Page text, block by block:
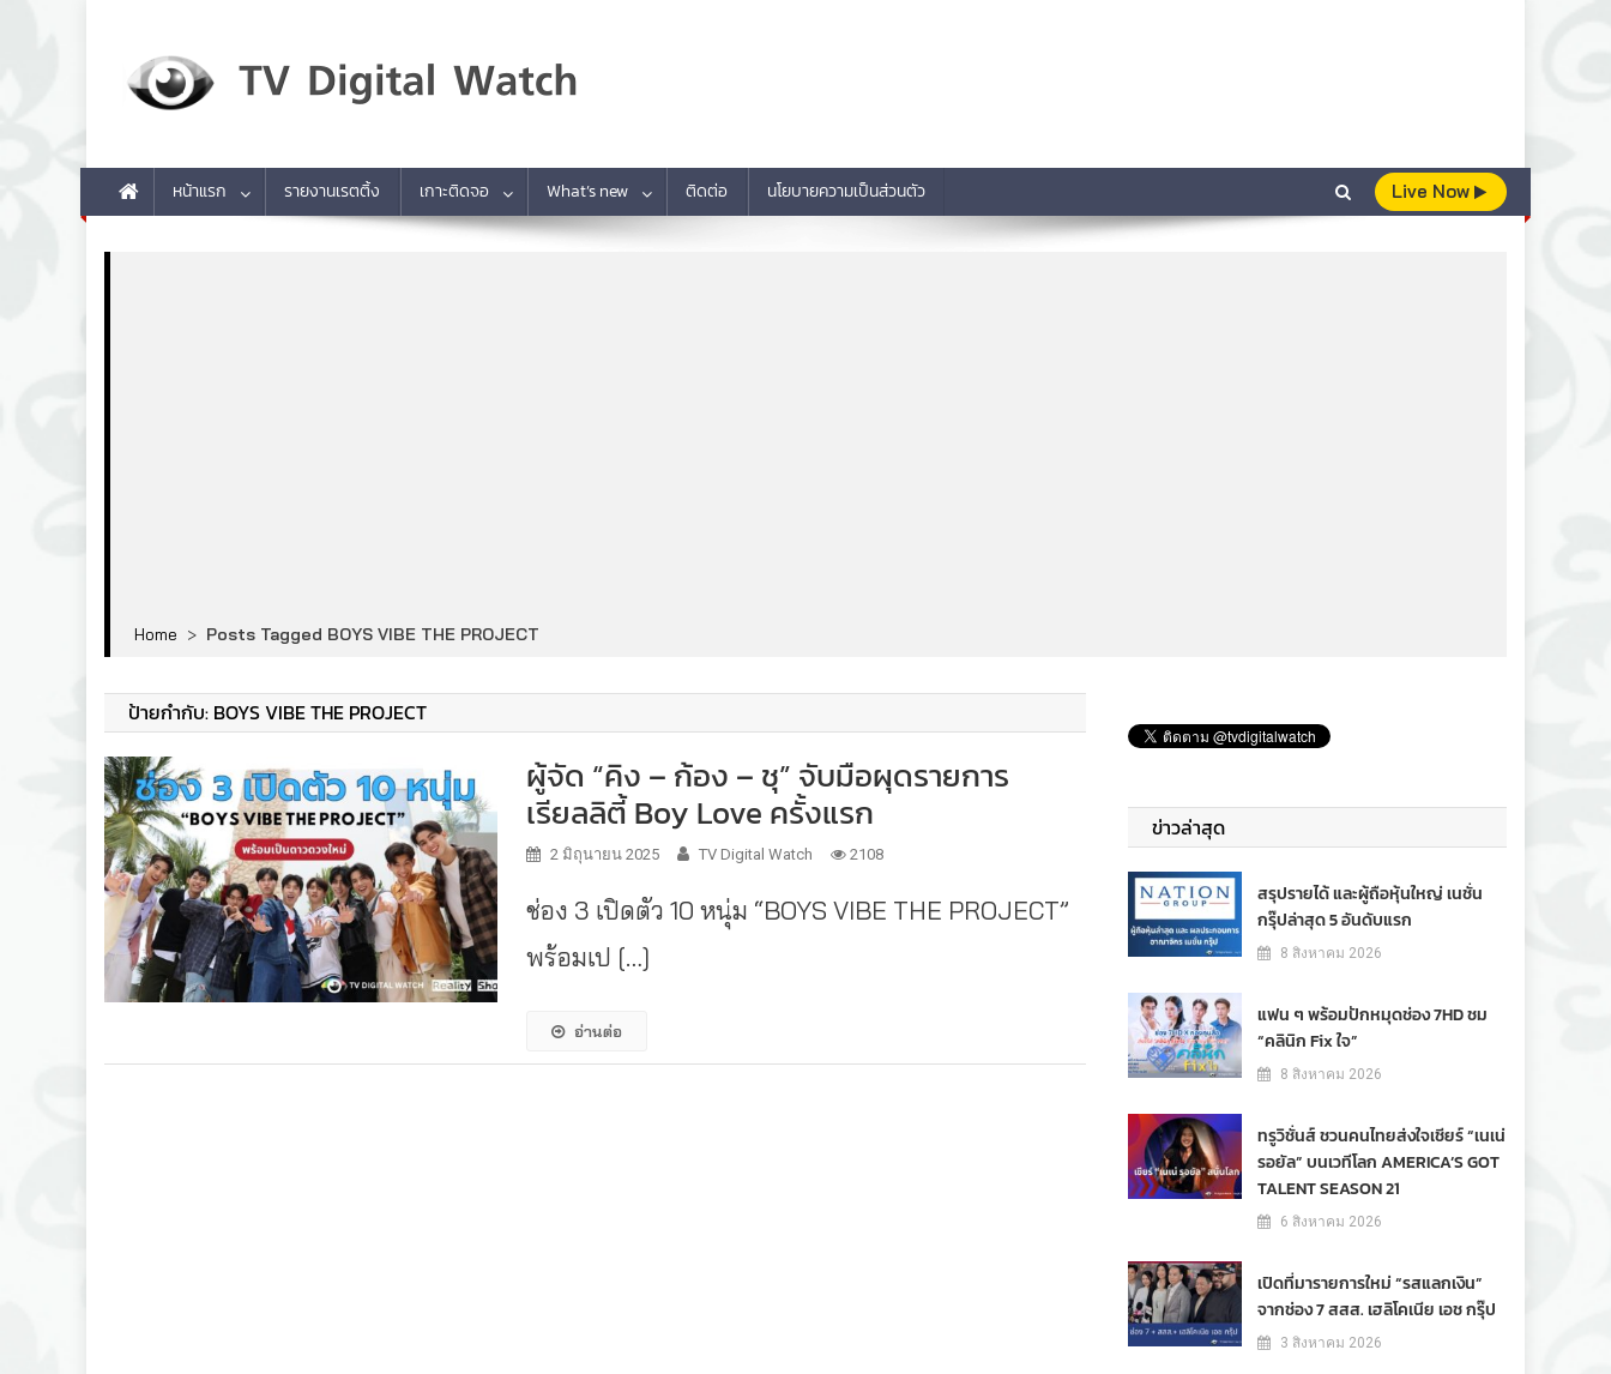
หน้าแรก รายงานเรตติ้ง เกาะติดจอ What’s new ติดต่อ นโยบายความเป็นส่วนตัว Live Now
Home > Posts Tagged BOYS VIBE THE PROJECT
ป้ายกำกับ: BOYS VIBE THE PROJECT
ผู้จัด “คิง – ก้อง – ชุ” จับมือผุดรายการ
เรียลลิตี้ Boy Love ครั้งแรก
2 มิถุนายน 2025 TV Digital Watch 2108
ช่อง 3 เปิดตัว 10 หนุ่ม “BOYS VIBE THE PROJECT”
พร้อมเป […]
อ่านต่อ
ข่าวล่าสุด
สรุปรายได้ และผู้ถือหุ้นใหญ่ เนชั่น
กรุ๊ปล่าสุด 5 อันดับแรก
8 สิงหาคม 2026
แฟน ๆ พร้อมปักหมุดช่อง 7HD ชม
“คลินิก Fix ใจ”
8 สิงหาคม 2026
ทรูวิชั่นส์ ชวนคนไทยส่งใจเชียร์ “เนเน่
รอยัล” บนเวทีโลก AMERICA’S GOT
TALENT SEASON 21
6 สิงหาคม 2026
เปิดที่มารายการใหม่ “รสแลกเงิน”
จากช่อง 7 สสส. เฮลิโคเนีย เอช กรุ๊ป
3 สิงหาคม 2026